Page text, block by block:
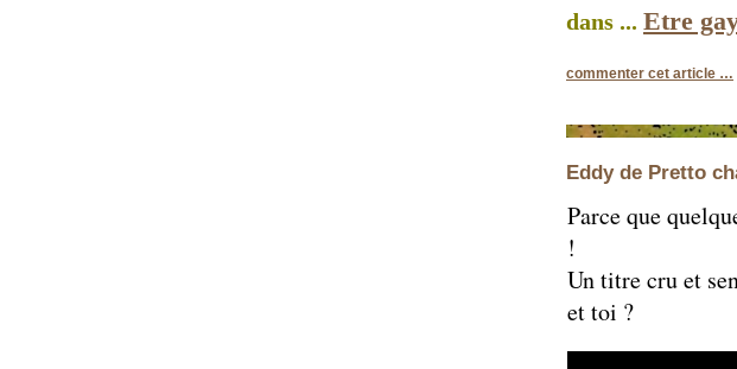
dans ... Etre
commenter cet article …
Eddy de Pretto
Parce que
!
Un titre cru et
et toi ?